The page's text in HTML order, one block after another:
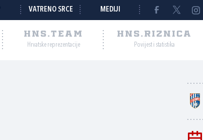
VATRENO SRCE MEDIJI
HNS.TEAM
Hrvatske reprezentacije
HNS.RIZNICA
Povijest i statistika